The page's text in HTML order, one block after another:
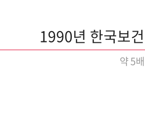
1990년 한국보
약 5